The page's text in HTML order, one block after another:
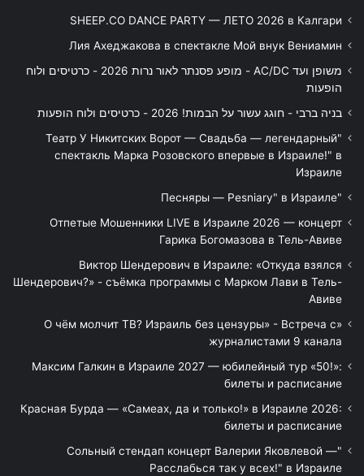
SHEEP.CO DANCE PARTY — ЛЕТО 2026 в Калгари
Лия Ахеджакова в спектакле Мой внук Вениамин
משופן ועד AC/DC - מופע פסנתר לאור נרות 2026 - כרטיסים ולוח
הופעות
בניה ברבי - חוגג עשור על הבמות! 2026 - כרטיסים ולוח הופעות
"Театр У Никитских Ворот — Свадьба — легендарный
спектакль Марка Розовского впервые в Израиле!" в
Израиле
"Песняры — Pesniary" в Израиле
Отпетые Мошенники LIVE в Израиле 2026 — концерт
Гарика Богомазова в Тель-Авиве
Виктор Шендерович в Израиле: «Откуда взялся
Шендерович?» - съёмка программы с Марком Лави в Тель-
Авиве
«О чём молчит ТВ? Израиль без цензуры» - Встреча с
журналистами 9 канала
Максим Галкин в Израиле 2027 — юбилейный тур «50!»:
билеты и расписание
Красная Бурда — «Самеах, да и только!» в Израиле 2026:
билеты и расписание
"Сольный стендап концерт Валерии Яковлевой —
Расслабься так у всех!" в Израиле